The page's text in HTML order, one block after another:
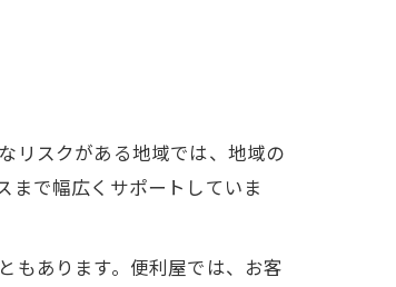
リスクがある地域では、地域の
まで幅広くサポートしていま
もあります。便利屋では、お客